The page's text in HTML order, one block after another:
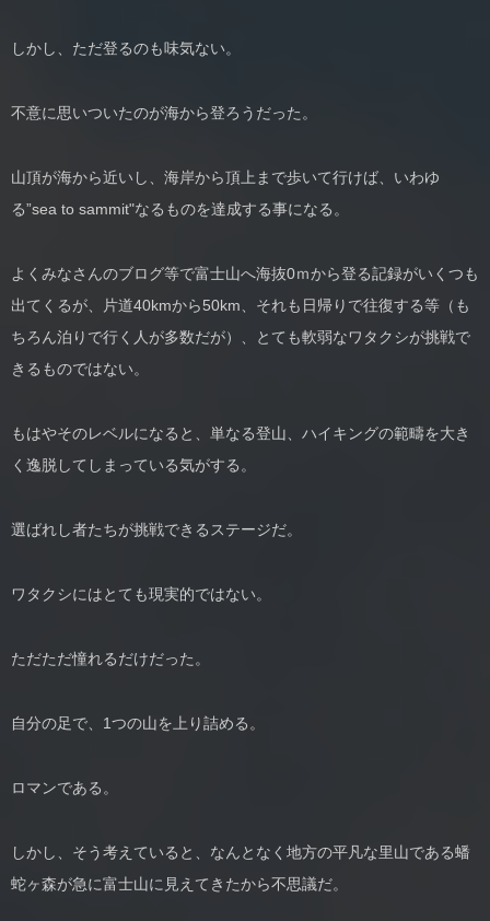
しかし、ただ登るのも味気ない。
不意に思いついたのが海から登ろうだった。
山頂が海から近いし、海岸から頂上まで歩いて行けば、いわゆ
る”sea to sammit"なるものを達成する事になる。
よくみなさんのブログ等で富士山へ海抜0ｍから登る記録がいくつも
出てくるが、片道40kmから50km、それも日帰りで往復する等（も
ちろん泊りで行く人が多数だが）、とても軟弱なワタクシが挑戦で
きるものではない。
もはやそのレベルになると、単なる登山、ハイキングの範疇を大き
く逸脱してしまっている気がする。
選ばれし者たちが挑戦できるステージだ。
ワタクシにはとても現実的ではない。
ただただ憧れるだけだった。
自分の足で、1つの山を上り詰める。
ロマンである。
しかし、そう考えていると、なんとなく地方の平凡な里山である蟠
蛇ヶ森が急に富士山に見えてきたから不思議だ。